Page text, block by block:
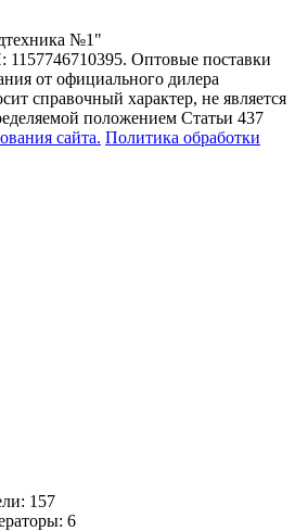
№1"
Оптовые поставки
от официального дилера
справочный характер, не является
положением Статьи 437
сайта. Политика обработки
157
6